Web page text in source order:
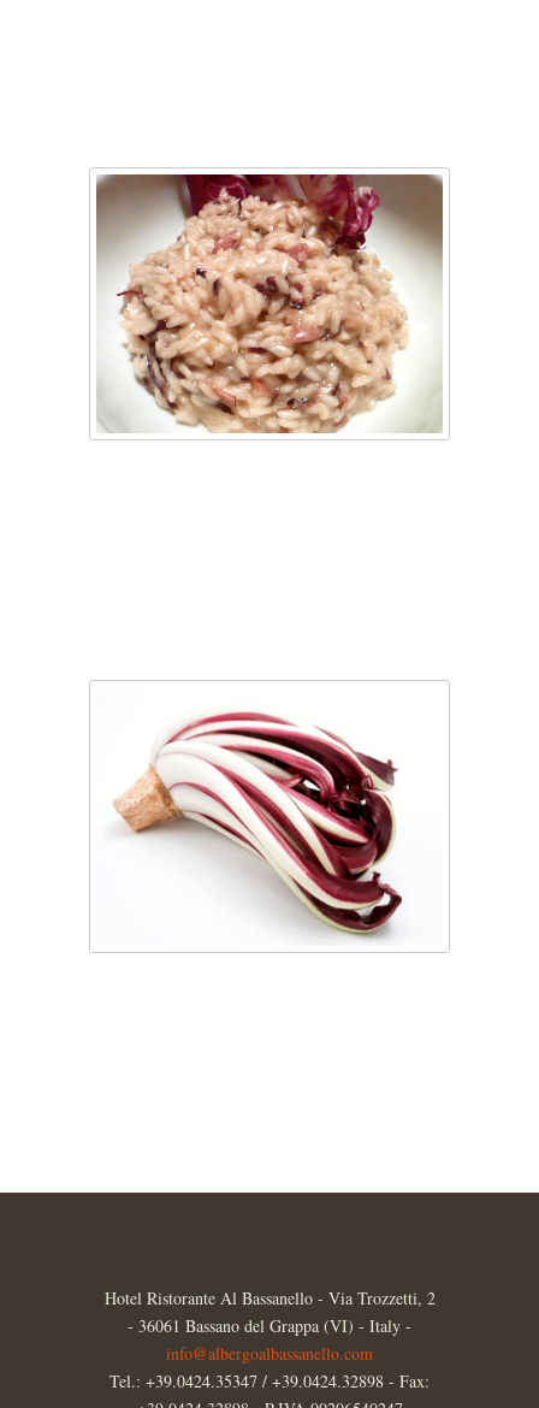
Hotel Ristorante Al Bassanello - Via Trozzetti, 2
- 36061 Bassano del Grappa (VI) - Italy -
info@albergoalbassanello.com
Tel.: +39.0424.35347 / +39.0424.32898 - Fax: